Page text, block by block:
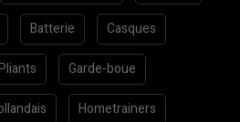
Batterie Casques
Garde-boue
Hometrainers